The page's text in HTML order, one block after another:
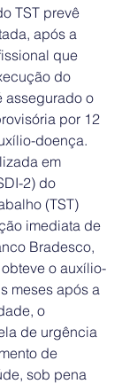
TST prevê
após a
que
do
assegurado o
por 12
doença.
em
2) do
(TST)
imediata de
Bradesco,
o auxílio-
meses após a
o
de urgência
de
sob pena